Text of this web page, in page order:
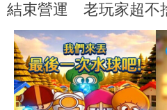
結束營運 老玩家超不